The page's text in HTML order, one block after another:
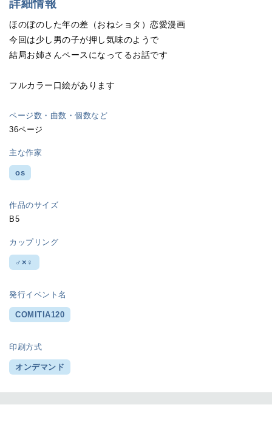
詳細情報
ほのぼのした年の差（おねショタ）恋愛漫画
今回は少し男の子が押し気味のようで
結局お姉さんペースになってるお話です
フルカラー口絵があります
ページ数・曲数・個数など
36ページ
主な作家
os
作品のサイズ
B5
カップリング
♂×♀
発行イベント名
COMITIA120
印刷方式
オンデマンド